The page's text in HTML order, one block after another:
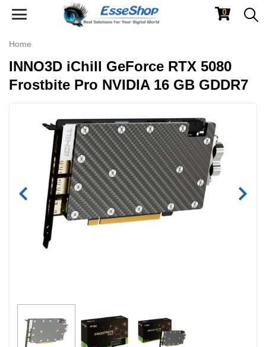
Toggle
0
Home
INNO3D iChill GeForce RTX 5080
Frostbite Pro NVIDIA 16 GB GDDR7